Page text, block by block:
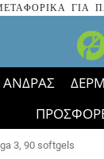
ΓΙΑ
ΑΝΔΡΑΣ
2023 τα
3, 90 softgels